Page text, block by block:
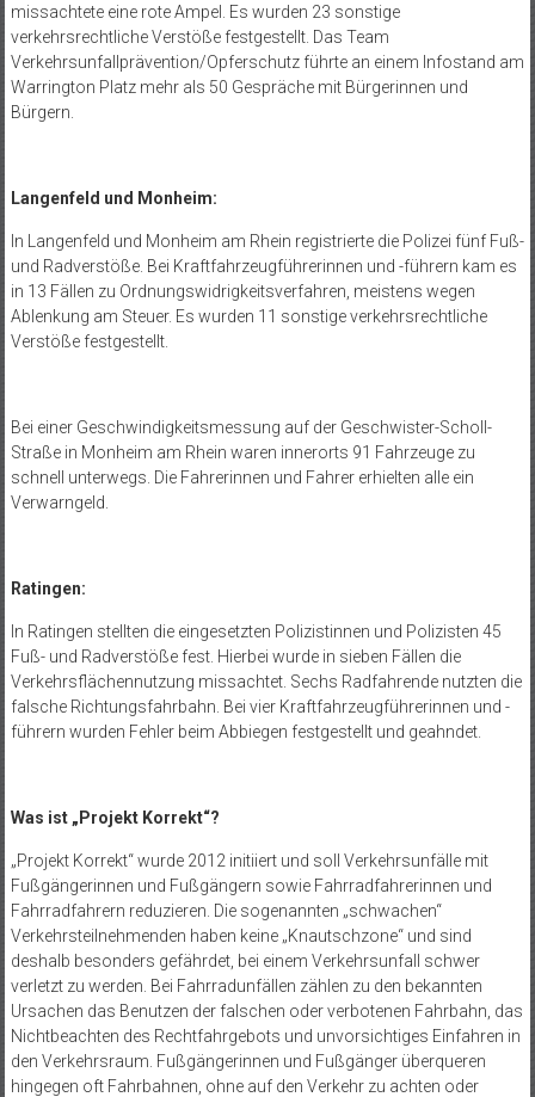
missachtete eine rote Ampel. Es wurden 23 sonstige
verkehrsrechtliche Verstöße festgestellt. Das Team
Verkehrsunfallprävention/Opferschutz führte an einem Infostand am
Warrington Platz mehr als 50 Gespräche mit Bürgerinnen und
Bürgern.
Langenfeld und Monheim:
In Langenfeld und Monheim am Rhein registrierte die Polizei fünf Fuß-
und Radverstöße. Bei Kraftfahrzeugführerinnen und -führern kam es
in 13 Fällen zu Ordnungswidrigkeitsverfahren, meistens wegen
Ablenkung am Steuer. Es wurden 11 sonstige verkehrsrechtliche
Verstöße festgestellt.
Bei einer Geschwindigkeitsmessung auf der Geschwister-Scholl-
Straße in Monheim am Rhein waren innerorts 91 Fahrzeuge zu
schnell unterwegs. Die Fahrerinnen und Fahrer erhielten alle ein
Verwarngeld.
Ratingen:
In Ratingen stellten die eingesetzten Polizistinnen und Polizisten 45
Fuß- und Radverstöße fest. Hierbei wurde in sieben Fällen die
Verkehrsflächennutzung missachtet. Sechs Radfahrende nutzten die
falsche Richtungsfahrbahn. Bei vier Kraftfahrzeugführerinnen und -
führern wurden Fehler beim Abbiegen festgestellt und geahndet.
Was ist „Projekt Korrekt“?
„Projekt Korrekt“ wurde 2012 initiiert und soll Verkehrsunfälle mit
Fußgängerinnen und Fußgängern sowie Fahrradfahrerinnen und
Fahrradfahrern reduzieren. Die sogenannten „schwachen“
Verkehrsteilnehmenden haben keine „Knautschzone“ und sind
deshalb besonders gefährdet, bei einem Verkehrsunfall schwer
verletzt zu werden. Bei Fahrradunfällen zählen zu den bekannten
Ursachen das Benutzen der falschen oder verbotenen Fahrbahn, das
Nichtbeachten des Rechtfahrgebots und unvorsichtiges Einfahren in
den Verkehrsraum. Fußgängerinnen und Fußgänger überqueren
hingegen oft Fahrbahnen, ohne auf den Verkehr zu achten oder